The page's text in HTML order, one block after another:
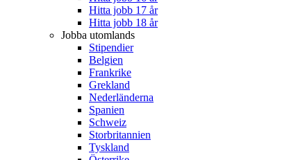
Hitta jobb 17 år
Hitta jobb 18 år
Jobba utomlands
Stipendier
Belgien
Frankrike
Grekland
Nederländerna
Spanien
Schweiz
Storbritannien
Tyskland